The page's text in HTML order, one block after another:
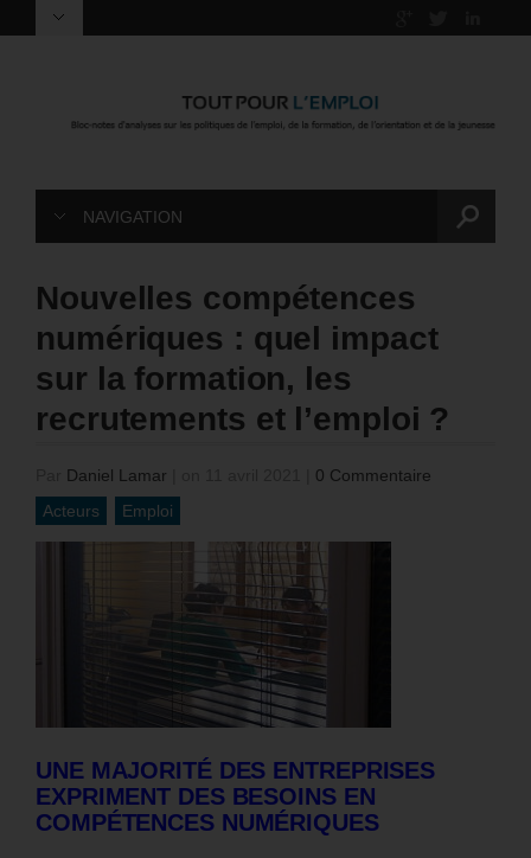
NAVIGATION
Nouvelles compétences
numériques : quel impact
sur la formation, les
recrutements et l’emploi ?
Daniel Lamar
0 Commentaire
Acteurs
Emploi
UNE MAJORITÉ DES ENTREPRISES
EXPRIMENT DES BESOINS EN
COMPÉTENCES NUMÉRIQUES